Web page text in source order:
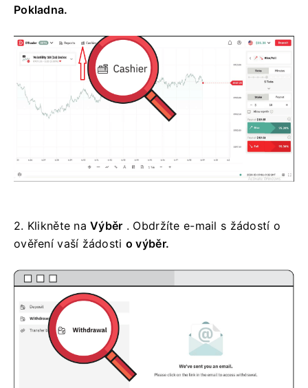
Pokladna.
2. Klikněte naVýběr . Obdržíte e-mail s žádostí o
ověření vaší žádosti o výběr.